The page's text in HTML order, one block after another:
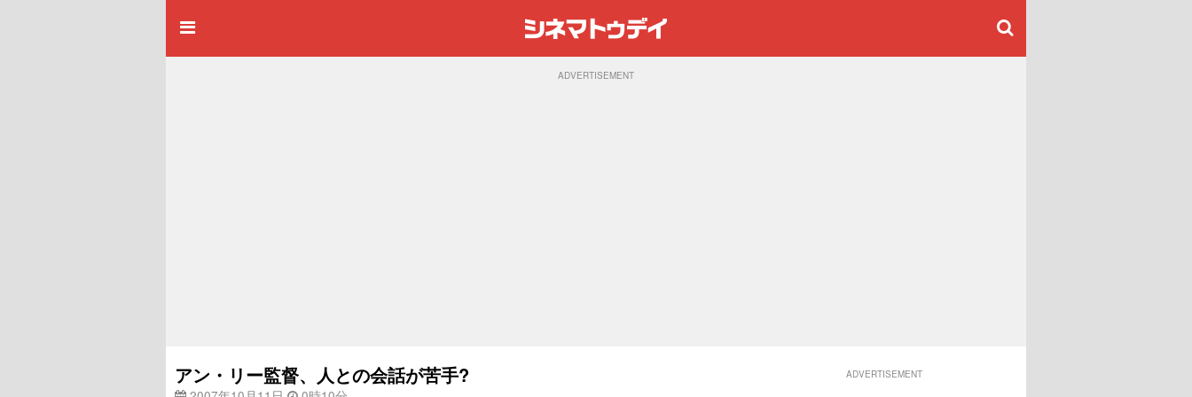
ADVERTISEMENT
アン・リー監督、人との会話が苦手? ADVERTISEMENT